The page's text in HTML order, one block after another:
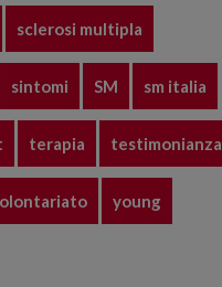
sclerosi multipla
sintomi SM sm italia
terapia testimonianza
young